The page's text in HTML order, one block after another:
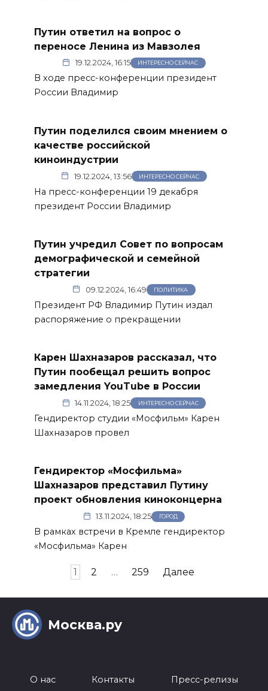
Путин ответил на вопрос о
переносе Ленина из Мавзолея
19.12.2024, 16:15 ИНТЕРЕСНО СЕЙЧАС
В ходе пресс-конференции президент
России Владимир
Путин поделился своим мнением о
качестве российской
киноиндустрии
19.12.2024, 13:56 ИНТЕРЕСНО СЕЙЧАС
На пресс-конференции 19 декабря
президент России Владимир
Путин учредил Совет по вопросам
демографической и семейной
стратегии
09.12.2024, 16:49 ПОЛИТИКА
Президент РФ Владимир Путин издал
распоряжение о прекращении
Карен Шахназаров рассказал, что
Путин пообещал решить вопрос
замедления YouTube в России
14.11.2024, 18:25 ИНТЕРЕСНО СЕЙЧАС
Гендиректор студии «Мосфильм» Карен
Шахназаров провел
Гендиректор «Мосфильма»
Шахназаров представил Путину
проект обновления киноконцерна
13.11.2024, 18:25 ГОРОД
В рамках встречи в Кремле гендиректор
«Мосфильма» Карен
1 2 … 259 Далее
Москва.ру
О нас Контакты Пресс-релизы